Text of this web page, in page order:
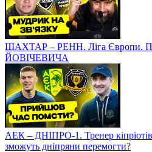
ШАХТАР – РЕНН. Ліга Європи.
ЙОВІЧЕВИЧА
АЕК – ДНІПРО-1. Тренер
зможуть дніпряни перемогти?